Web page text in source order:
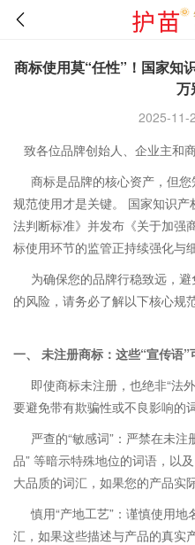
商标使用莫“任性”！国家知
万
2025-11-
致各位品牌创始人、企业主和
商标是品牌的核心资产，但
规范使用才是关键。 国家知识
法判断标准》并发布《关于加强
标使用环节的监管正持续强化与细
为确保您的品牌行稳致远，
的风险，请务必了解以下核心规
一、 未注册商标：这些“宣传语”
即使商标未注册，也绝非“法
要避免带有欺骗性或不良影响的
严查的“敏感词”：严禁在未注
品” 等暗示特殊地位的词语，以及
大品质的词汇，如果您的产品实
慎用“产地工艺”：谨慎使用地
汇，如果这些描述与产品的真实